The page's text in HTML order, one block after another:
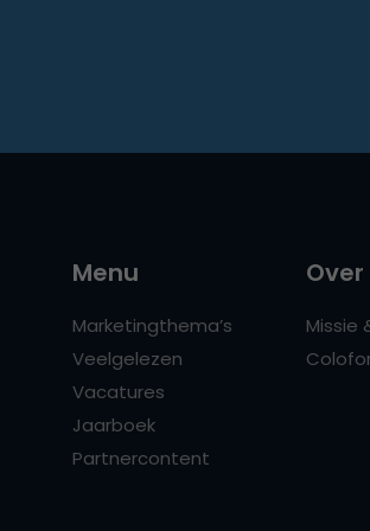
Menu
Marketingthema’s
Veelgelezen
Vacatures
Jaarboek
Partnercontent
Over
Missie